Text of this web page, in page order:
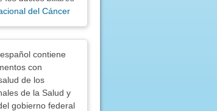
del Cáncer
contiene
con
de los
de la Salud y
gobierno federal